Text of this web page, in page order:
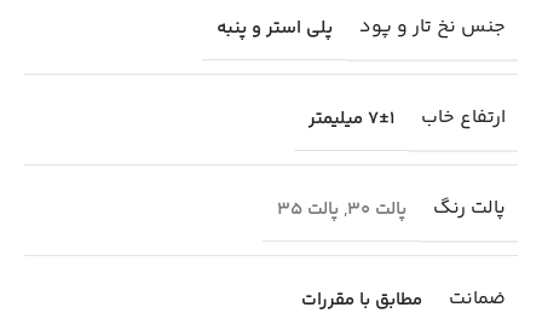
جنس نخ تار و پود پلی استر و پنبه
ارتفاع خاب 7±1 میلیمتر
پالت رنگ پالت 30 , پالت 35
ضمانت مطابق با مقررات